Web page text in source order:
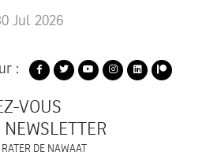
Jul 2026
:
VOUS
DE NAWAAT